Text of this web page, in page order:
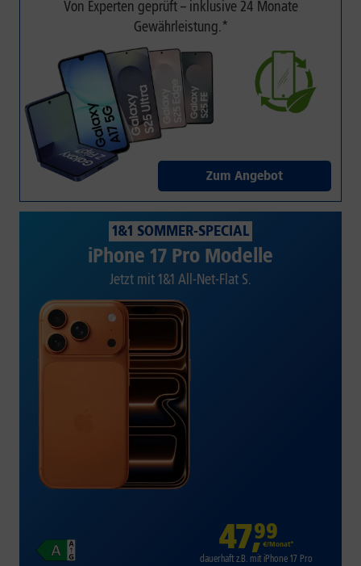
Von Experten geprüft – inklusive 24 Monate
Gewährleistung.*
Zum Angebot
1&1 SOMMER-SPECIAL
iPhone 17 Pro Modelle
Jetzt mit 1&1 All-Net-Flat S.
47,99
€/Monat*
dauerhaft z.B. mit iPhone 17 Pro